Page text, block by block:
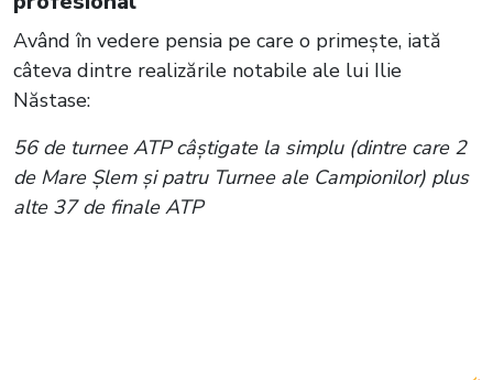
Având în vedere pensia pe care o primește, iată
câteva dintre realizările notabile ale lui Ilie
Năstase:
56 de turnee ATP câștigate la simplu (dintre care 2
de Mare Şlem şi patru Turnee ale Campionilor) plus
alte 37 de finale ATP